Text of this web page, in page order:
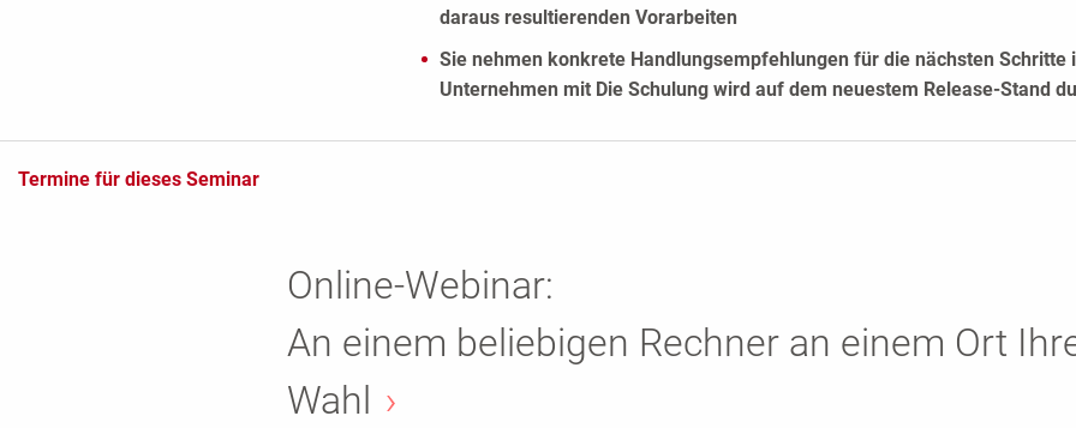
daraus resultierenden Vorarbeiten
Sie nehmen konkrete Handlungsempfehlungen für die nächsten Schritte
Unternehmen mit Die Schulung wird auf dem neuestem Release-Stand
Termine für dieses Seminar
Online-Webinar:
An einem beliebigen Rechner an einem Ort
Wahl